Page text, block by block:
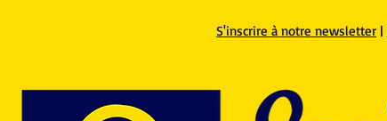
S'inscrire à notre newsletter |